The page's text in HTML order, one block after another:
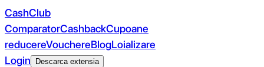
CashClub
ComparatorCashbackCupoane
reducereVouchereBlogLoializare
Login
Descarca extensia